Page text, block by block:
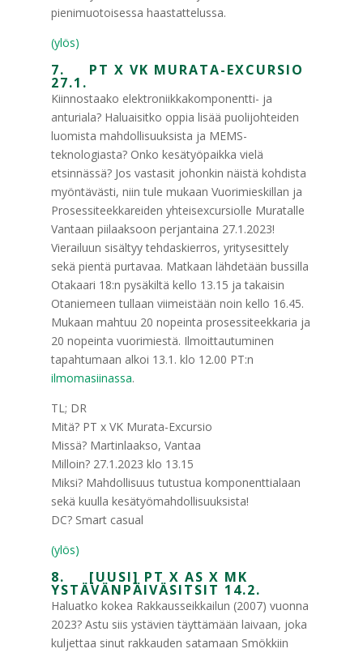
pienimuotoisessa haastattelussa.
(ylös)
7. PT X VK MURATA-EXCURSIO
27.1.
Kiinnostaako elektroniikkakomponentti- ja
anturiala? Haluaisitko oppia lisää puolijohteiden
luomista mahdollisuuksista ja MEMS-
teknologiasta? Onko kesätyöpaikka vielä
etsinnässä? Jos vastasit johonkin näistä kohdista
myöntävästi, niin tule mukaan Vuorimieskillan ja
Prosessiteekkareiden yhteisexcursiolle Muratalle
Vantaan piilaaksoon perjantaina 27.1.2023!
Vierailuun sisältyy tehdaskierros, yritysesittely
sekä pientä purtavaa. Matkaan lähdetään bussilla
Otakaari 18:n pysäkiltä kello 13.15 ja takaisin
Otaniemeen tullaan viimeistään noin kello 16.45.
Mukaan mahtuu 20 nopeinta prosessiteekkaria ja
20 nopeinta vuorimiestä. Ilmoittautuminen
tapahtumaan alkoi 13.1. klo 12.00 PT:n
ilmomasiinassa.
TL; DR
Mitä? PT x VK Murata-Excursio
Missä? Martinlaakso, Vantaa
Milloin? 27.1.2023 klo 13.15
Miksi? Mahdollisuus tutustua komponenttialaan
sekä kuulla kesätyömahdollisuuksista!
DC? Smart casual
(ylös)
8. [UUSI] PT X AS X MK
YSTÄVÄNPÄIVÄSITSIT 14.2.
Haluatko kokea Rakkausseikkailun (2007) vuonna
2023? Astu siis ystävien täyttämään laivaan, joka
kuljettaa sinut rakkauden satamaan Smökkiin